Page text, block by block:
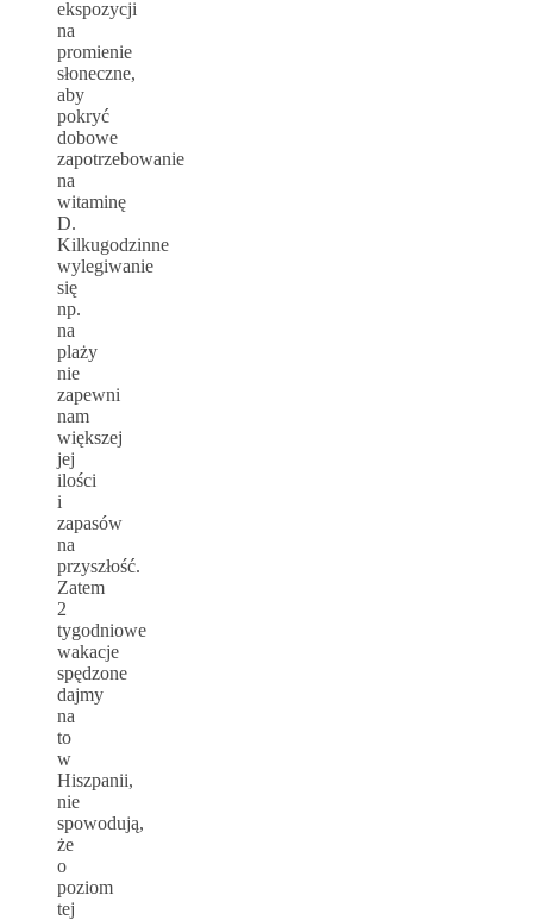
ekspozycji
na
promienie
słoneczne,
aby
pokryć
dobowe
zapotrzebowanie
na
witaminę
D.
Kilkugodzinne
wylegiwanie
się
np.
na
plaży
nie
zapewni
nam
większej
jej
ilości
i
zapasów
na
przyszłość.
Zatem
2
tygodniowe
wakacje
spędzone
dajmy
na
to
w
Hiszpanii,
nie
spowodują,
że
o
poziom
tej